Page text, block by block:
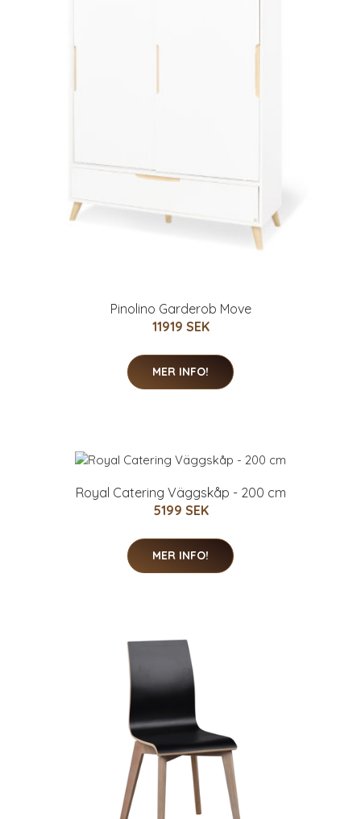
Pinolino Garderob Move
11919 SEK
MER INFO!
Royal Catering Väggskåp - 200 cm
5199 SEK
MER INFO!